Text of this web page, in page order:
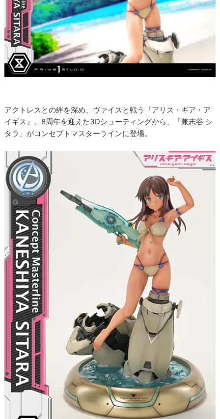
アクトレスとの絆を深め、ヴァイスと戦う『アリス・ギア・ア
イギス』。8周年を迎えた3Dシューティングから、「兼志谷 シ
タラ」がコンセプトマスターラインに登場。